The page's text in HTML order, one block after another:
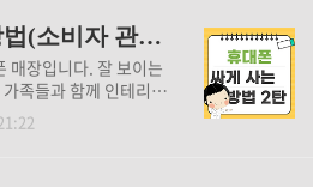
드리겠습니다. 1. 기
담받으실 때 상담사가
어간다면 말을 끊으시
하시는 기기)을 얼마
은 대부분 교육을 받
휴대폰 싸게 사는 방법(소비자 관점) 2탄
매장입니다. 잘 보이는
족들과 함께 인테리어
가셔서 구매하시게 됩
, 보통은 그곳이 가장